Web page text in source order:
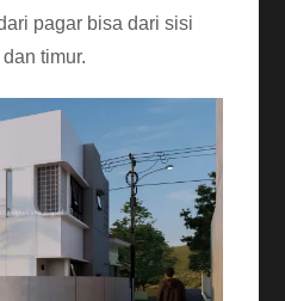
pagar bisa dari sisi
timur.